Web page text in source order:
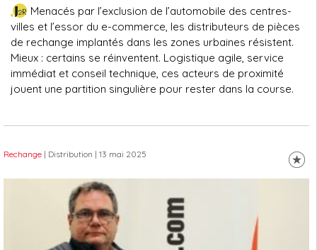
Menacés par l’exclusion de l’automobile des centres-
villes et l’essor du e-commerce, les distributeurs de pièces
de rechange implantés dans les zones urbaines résistent.
Mieux : certains se réinventent. Logistique agile, service
immédiat et conseil technique, ces acteurs de proximité
jouent une partition singulière pour rester dans la course.
Rechange | Distribution | 13 mai 2025